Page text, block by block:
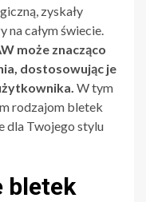
zyskały
na całym świecie.
może znacząco
dostosowując je
W tym
rodzajom bletek
dla Twojego stylu
bletek